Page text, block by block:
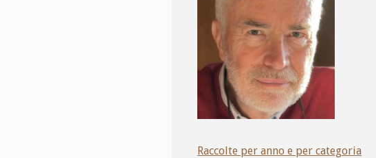
Raccolte per anno e per categoria